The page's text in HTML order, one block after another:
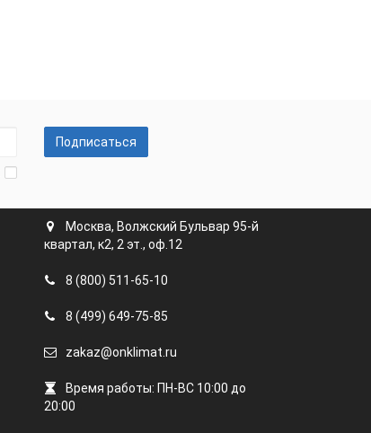
Подписаться
Москва, Волжский Бульвар 95-й
квартал, к2, 2 эт., оф.12
8 (800) 511-65-10
8 (499) 649-75-85
zakaz@onklimat.ru
Время работы: ПН-ВС 10:00 до
20:00